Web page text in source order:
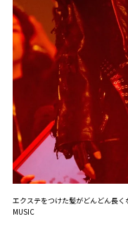
エクステをつけた髪がどんどん長
MUSIC